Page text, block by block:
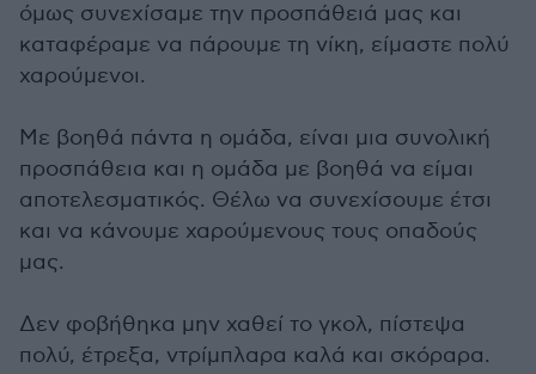
όμως συνεχίσαμε την προσπάθειά μας και
καταφέραμε να πάρουμε τη νίκη, είμαστε πολύ
χαρούμενοι.
Με βοηθά πάντα η ομάδα, είναι μια συνολική
προσπάθεια και η ομάδα με βοηθά να είμαι
αποτελεσματικός. Θέλω να συνεχίσουμε έτσι
και να κάνουμε χαρούμενους τους οπαδούς
μας.
Δεν φοβήθηκα μην χαθεί το γκολ, πίστεψα
πολύ, έτρεξα, ντρίμπλαρα καλά και σκόραρα.